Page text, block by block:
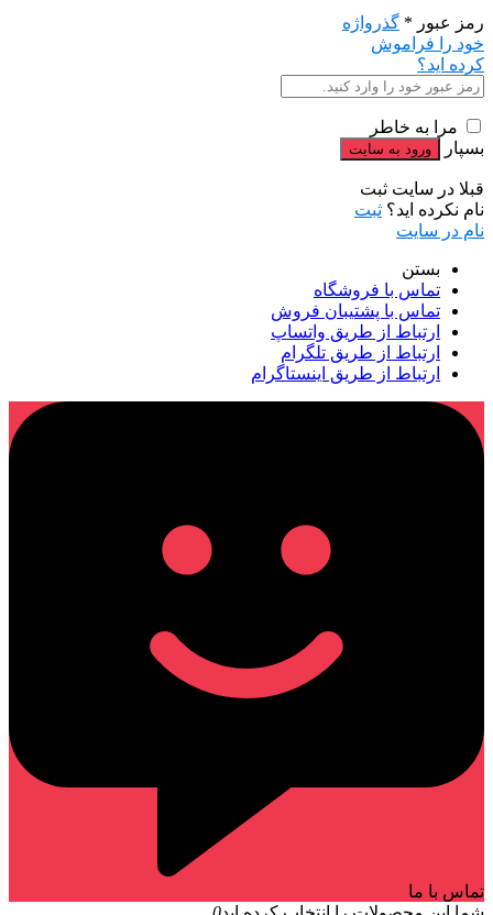
رمز عبور * گذرواژه
خود را فراموش
کرده اید؟
مرا به خاطر
بسپار
قبلا در سایت ثبت
نام نکرده اید؟ ثبت
نام در سایت
بستن
تماس با فروشگاه
تماس با پشتیبان فروش
ارتباط از طریق واتساپ
ارتباط از طریق تلگرام
ارتباط از طریق اینستاگرام
تماس با ما